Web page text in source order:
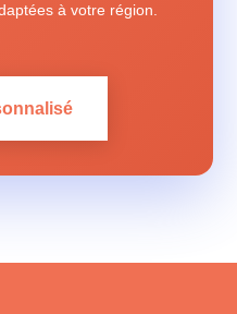
à votre région.